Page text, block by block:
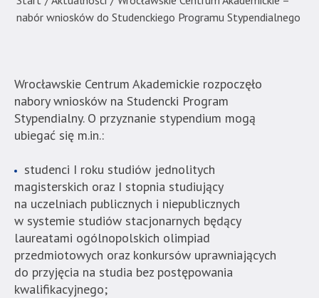
Akademia
Naukach
Stosowanych".
Strona
jest
menu
skiplinks
pozwalające
szybko
przechodzić
treści,
nabór wniosków do Studenckiego Programu Stypendialnego
Wrocławskie Centrum Akademickie rozpoczęło
nabory wniosków na Studencki Program
Stypendialny. O przyznanie stypendium mogą
ubiegać się m.in.:
studenci I roku studiów jednolitych
magisterskich oraz I stopnia studiujący
na uczelniach publicznych i niepublicznych
w systemie studiów stacjonarnych będący
laureatami ogólnopolskich olimpiad
przedmiotowych oraz konkursów uprawniających
do przyjęcia na studia bez postępowania
kwalifikacyjnego;